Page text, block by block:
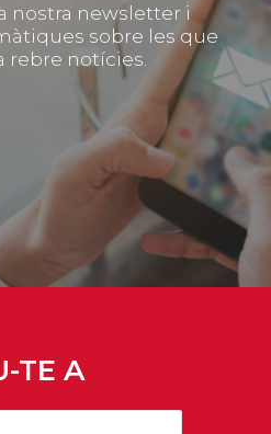
nostra newsletter i
sobre les que
rebre notícies.
TE A